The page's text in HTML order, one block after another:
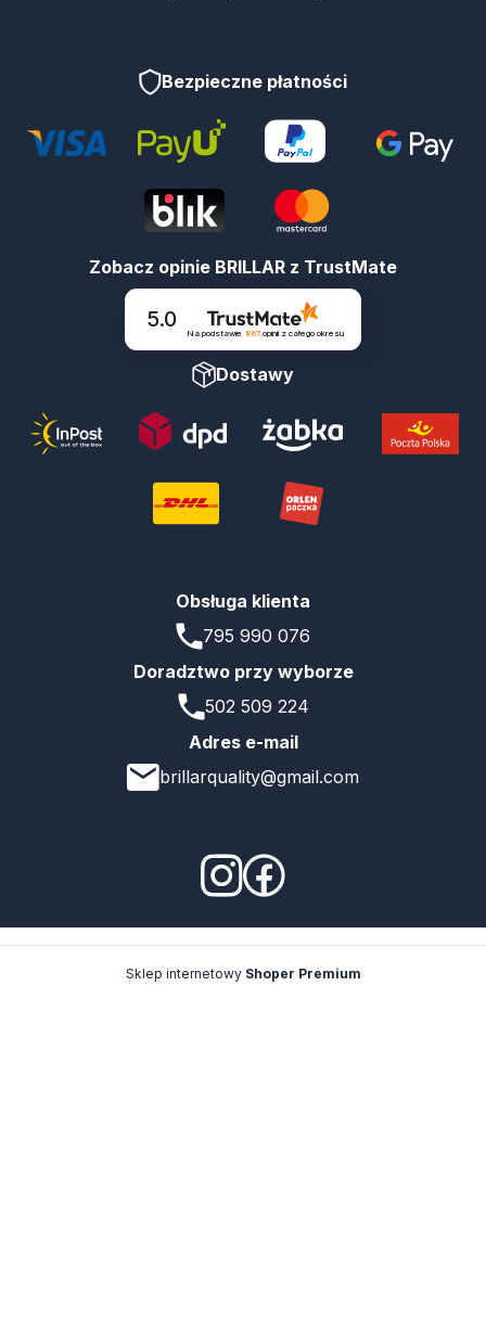
Bezpieczne płatności
Zobacz opinie BRILLAR z TrustMate
5.0
Na podstawie 867 opinii z całego okresu
Dostawy
Obsługa klienta
795 990 076
Doradztwo przy wyborze
502 509 224
Adres e-mail
brillarquality@gmail.com
Sklep internetowy Shoper Premium